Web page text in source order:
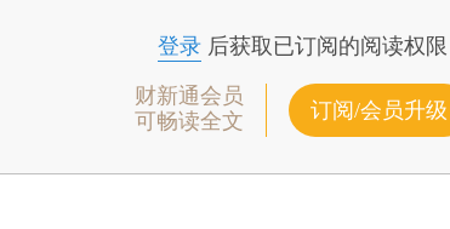
登录后获取已订阅的阅读权限
财新通会员
可畅读全文
订阅/会员升级